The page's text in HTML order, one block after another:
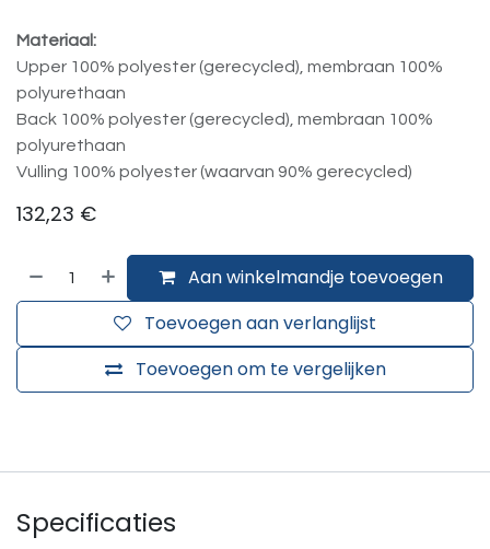
Materiaal:
Upper 100% polyester (gerecycled), membraan 100%
polyurethaan
Back 100% polyester (gerecycled), membraan 100%
polyurethaan
Vulling 100% polyester (waarvan 90% gerecycled)
132,23 €
Aan winkelmandje toevoegen
Toevoegen om te vergelijken
Toevoegen aan verlanglijst
Specificaties